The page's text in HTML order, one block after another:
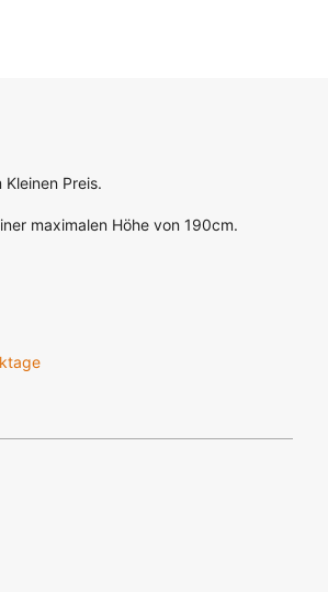
Preis.
maximalen Höhe von 190cm.